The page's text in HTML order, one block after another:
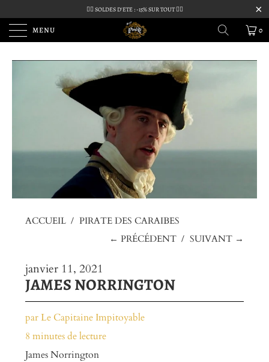
🏴‍☠️ SOLDES D'ETE : -15% SUR TOUT 🏴‍☠️
MENU 0
ACCUEIL / PIRATE DES CARAIBES
← PRÉCÉDENT / SUIVANT →
janvier 11, 2021
JAMES NORRINGTON
par Le Capitaine Impitoyable
8 minutes de lecture
James Norrington